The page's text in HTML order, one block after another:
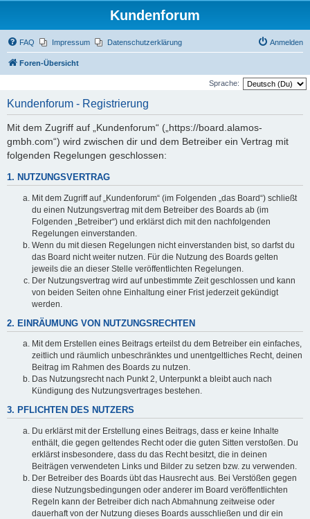
Kundenforum
FAQ Impressum Datenschutzerklärung Anmelden
Foren-Übersicht
Sprache:
Kundenforum - Registrierung
Mit dem Zugriff auf „Kundenforum“ („https://board.alamos-
gmbh.com“) wird zwischen dir und dem Betreiber ein Vertrag mit
folgenden Regelungen geschlossen:
1. NUTZUNGSVERTRAG
Mit dem Zugriff auf „Kundenforum“ (im Folgenden „das Board“) schließt
du einen Nutzungsvertrag mit dem Betreiber des Boards ab (im
Folgenden „Betreiber“) und erklärst dich mit den nachfolgenden
Regelungen einverstanden.
Wenn du mit diesen Regelungen nicht einverstanden bist, so darfst du
das Board nicht weiter nutzen. Für die Nutzung des Boards gelten
jeweils die an dieser Stelle veröffentlichten Regelungen.
Der Nutzungsvertrag wird auf unbestimmte Zeit geschlossen und kann
von beiden Seiten ohne Einhaltung einer Frist jederzeit gekündigt
werden.
2. EINRÄUMUNG VON NUTZUNGSRECHTEN
Mit dem Erstellen eines Beitrags erteilst du dem Betreiber ein einfaches,
zeitlich und räumlich unbeschränktes und unentgeltliches Recht, deinen
Beitrag im Rahmen des Boards zu nutzen.
Das Nutzungsrecht nach Punkt 2, Unterpunkt a bleibt auch nach
Kündigung des Nutzungsvertrages bestehen.
3. PFLICHTEN DES NUTZERS
Du erklärst mit der Erstellung eines Beitrags, dass er keine Inhalte
enthält, die gegen geltendes Recht oder die guten Sitten verstoßen. Du
erklärst insbesondere, dass du das Recht besitzt, die in deinen
Beiträgen verwendeten Links und Bilder zu setzen bzw. zu verwenden.
Der Betreiber des Boards übt das Hausrecht aus. Bei Verstößen gegen
diese Nutzungsbedingungen oder anderer im Board veröffentlichten
Regeln kann der Betreiber dich nach Abmahnung zeitweise oder
dauerhaft von der Nutzung dieses Boards ausschließen und dir ein